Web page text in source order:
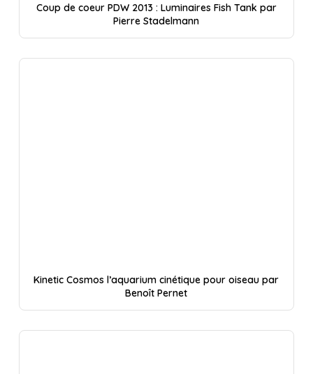
Coup de coeur PDW 2013 : Luminaires Fish Tank par
Pierre Stadelmann
Kinetic Cosmos l’aquarium cinétique pour oiseau par
Benoît Pernet